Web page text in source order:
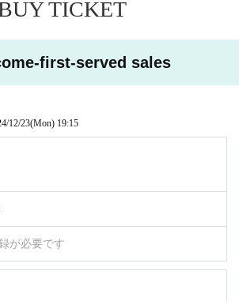
TICKET
first-served sales
12/23(Mon) 19:15
が必要です